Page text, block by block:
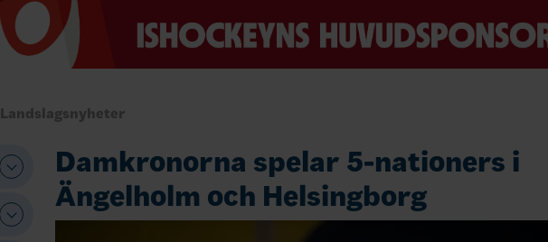
Landslagsnyheter
Damkronorna spelar 5-nationers i
Ängelholm och Helsingborg